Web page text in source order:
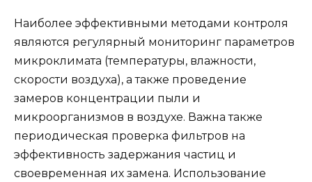
Наиболее эффективными методами контроля
являются регулярный мониторинг параметров
микроклимата (температуры, влажности,
скорости воздуха), а также проведение
замеров концентрации пыли и
микроорганизмов в воздухе. Важна также
периодическая проверка фильтров на
эффективность задержания частиц и
своевременная их замена. Использование